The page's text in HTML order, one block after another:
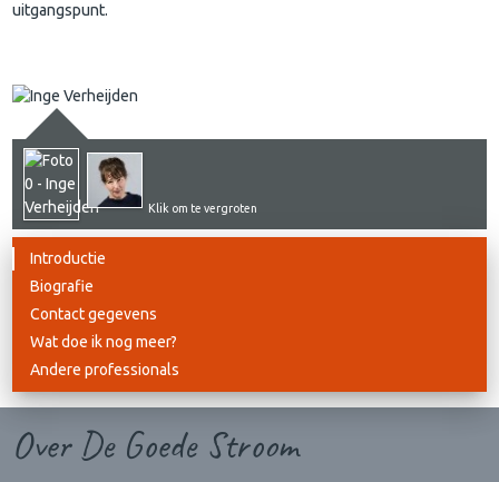
uitgangspunt.
Klik om te vergroten
Introductie
Biografie
Contact gegevens
Wat doe ik nog meer?
Andere professionals
Over De Goede Stroom